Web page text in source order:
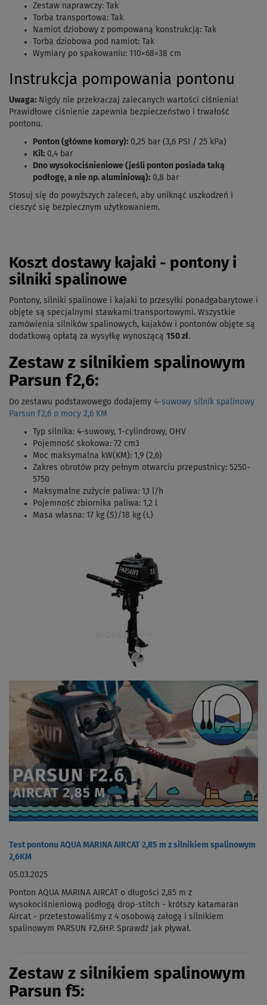
Zestaw naprawczy: Tak
Torba transportowa: Tak
Namiot dziobowy z pompowaną konstrukcją: Tak
Torba dziobowa pod namiot: Tak
Wymiary po spakowaniu: 110×68×38 cm
Instrukcja pompowania pontonu
Uwaga: Nigdy nie przekraczaj zalecanych wartości ciśnienia!
Prawidłowe ciśnienie zapewnia bezpieczeństwo i trwałość
pontonu.
Ponton (główne komory): 0,25 bar (3,6 PSI / 25 kPa)
Kil: 0,4 bar
Dno wysokociśnieniowe (jeśli ponton posiada taką
podłogę, a nie np. aluminiową): 0,8 bar
Stosuj się do powyższych zaleceń, aby uniknąć uszkodzeń i
cieszyć się bezpiecznym użytkowaniem.
Koszt dostawy kajaki - pontony i
silniki spalinowe
Pontony, silniki spalinowe i kajaki to przesyłki ponadgabarytowe i
objęte są specjalnymi stawkami transportowymi. Wszystkie
zamówienia silników spalinowych, kajaków i pontonów objęte są
dodatkową opłatą za wysyłkę wynoszącą 150 zł.
Zestaw z silnikiem spalinowym
Parsun f2,6:
Do zestawu podstawowego dodajemy 4-suwowy silnik spalinowy
Parsun f2,6 o mocy 2,6 KM
Typ silnika: 4-suwowy, 1-cylindrowy, OHV
Pojemność skokowa: 72 cm3
Moc maksymalna kW(KM): 1,9 (2,6)
Zakres obrotów przy pełnym otwarciu przepustnicy: 5250-
5750
Maksymalne zużycie paliwa: 1,1 l/h
Pojemność zbiornika paliwa: 1,2 l
Masa własna: 17 kg (S)/18 kg (L)
Test pontonu AQUA MARINA AIRCAT 2,85 m z silnikiem spalinowym
2,6KM
05.03.2025
Ponton AQUA MARINA AIRCAT o długości 2,85 m z
wysokociśnieniową podłogą drop-stitch - krótszy katamaran
Aircat - przetestowaliśmy z 4 osobową załogą i silnikiem
spalinowym PARSUN F2,6HP. Sprawdź jak pływał.
Zestaw z silnikiem spalinowym
Parsun f5: